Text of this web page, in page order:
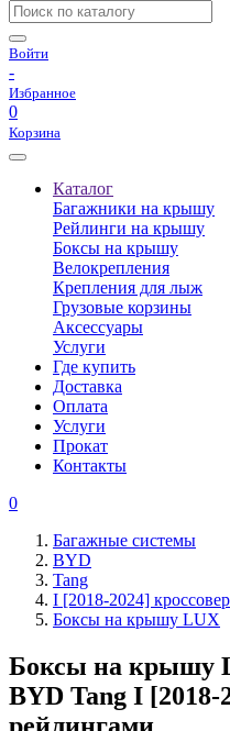
Войти
-
Избранное
0
Корзина
Каталог
Багажники на крышу
Рейлинги на крышу
Боксы на крышу
Велокрепления
Крепления для лыж
Грузовые корзины
Аксессуары
Услуги
Где купить
Доставка
Оплата
Услуги
Прокат
Контакты
0
Багажные системы
BYD
Tang
I [2018-2024]
Боксы на крышу LUX
Боксы на крышу
BYD Tang I [2018-